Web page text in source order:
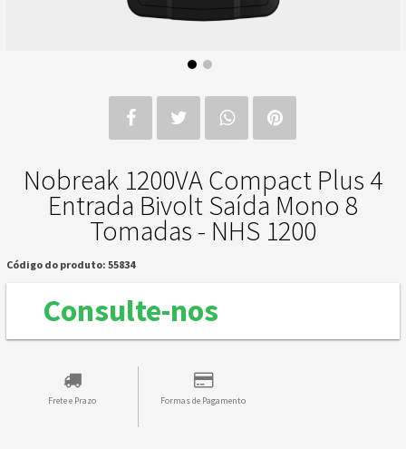
Nobreak 1200VA Compact Plus 4
Entrada Bivolt Saída Mono 8
Tomadas - NHS 1200
Código do produto: 55834
Consulte-nos
Frete e Prazo Formas de Pagamento